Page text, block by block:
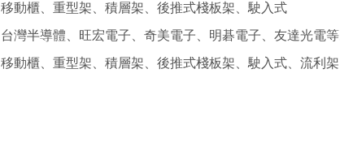
移動櫃、重型架、積層架、後推式棧板架、駛入式
台灣半導體、旺宏電子、奇美電子、明碁電子、友達光電等
移動櫃、重型架、積層架、後推式棧板架、駛入式、流利